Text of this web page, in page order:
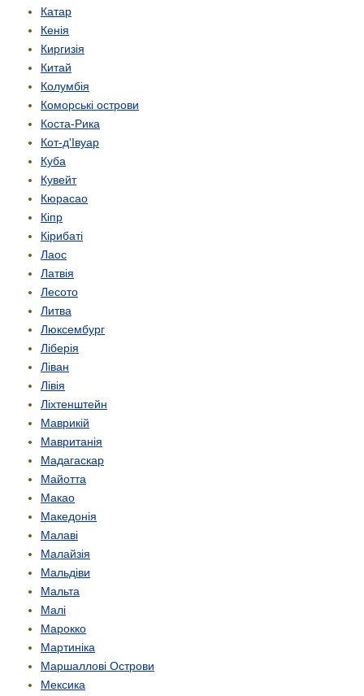
Катар
Кенія
Киргизія
Китай
Колумбія
Коморські острови
Коста-Рика
Кот-д'Івуар
Куба
Кувейт
Кюрасао
Кіпр
Кірибаті
Лаос
Латвія
Лесото
Литва
Люксембург
Ліберія
Ліван
Лівія
Ліхтенштейн
Маврикій
Мавританія
Мадагаскар
Майотта
Макао
Македонія
Малаві
Малайзія
Мальдіви
Мальта
Малі
Марокко
Мартиніка
Маршаллові Острови
Мексика